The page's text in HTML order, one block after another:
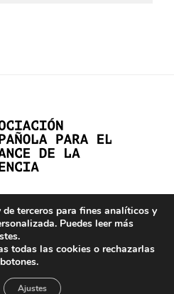
|ACTIVIDADES
|VIDEOTECA
terceros para fines analíticos y
Puedes leer más
todas las cookies o rechazarlas
Ajustes